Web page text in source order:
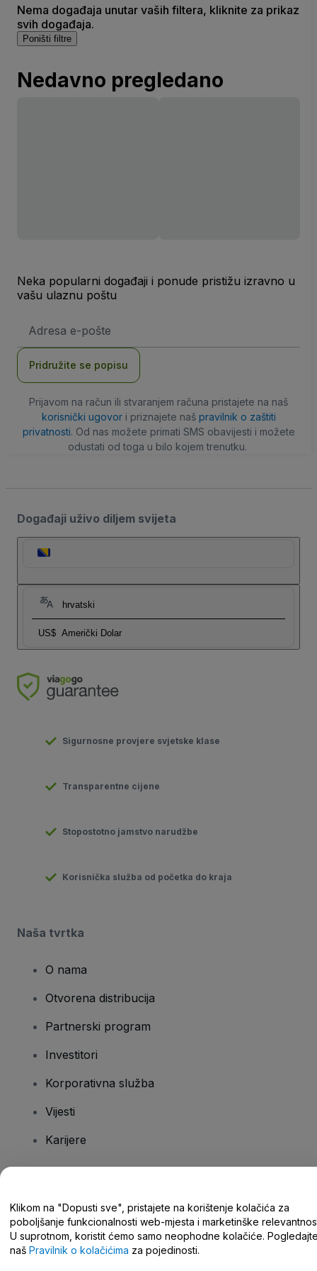
Nema događaja unutar vaših filtera, kliknite za prikaz
svih događaja.
Poništi filtre
Nedavno pregledano
Neka popularni događaji i ponude pristižu izravno u
vašu ulaznu poštu
mail
Pridružite se popisu
Prijavom na račun ili stvaranjem računa pristajete na naš
korisnički ugovori priznajete naš pravilnik o zaštiti
privatnosti. Od nas možete primati SMS obavijesti i možete
odustati od toga u bilo kojem trenutku.
Događaji uživo diljem svijeta
hrvatski
US$ Američki Dolar
Sigurnosne provjere svjetske klase
Transparentne cijene
Stopostotno jamstvo narudžbe
Korisnička služba od početka do kraja
Naša tvrtka
O nama
Otvorena distribucija
Partnerski program
Investitori
Korporativna služba
Vijesti
Karijere
Centar za pomoć/kontaktirajte nas
Klikom na "Dopusti sve", pristajete na korištenje kolačića za
poboljšanje funkcionalnosti web-mjesta i marketinške
U suprotnom, koristit ćemo samo neophodne kolačiće.
naš Pravilnik o kolačićima za pojedinosti.